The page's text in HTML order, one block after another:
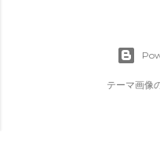
テーマ画像